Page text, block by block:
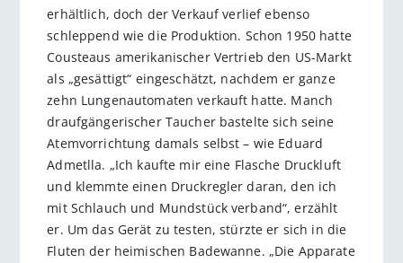
erhältlich, doch der Verkauf verlief ebenso
schleppend wie die Produktion. Schon 1950 hatte
Cousteaus amerikanischer Vertrieb den US-Markt
als „gesättigt“ eingeschätzt, nachdem er ganze
zehn Lungenautomaten verkauft hatte. Manch
draufgängerischer Taucher bastelte sich seine
Atemvorrichtung damals selbst – wie Eduard
Admetlla. „Ich kaufte mir eine Flasche Druckluft
und klemmte einen Druckregler daran, den ich
mit Schlauch und Mundstück verband“, erzählt
er. Um das Gerät zu testen, stürzte er sich in die
Fluten der heimischen Badewanne. „Die Apparate